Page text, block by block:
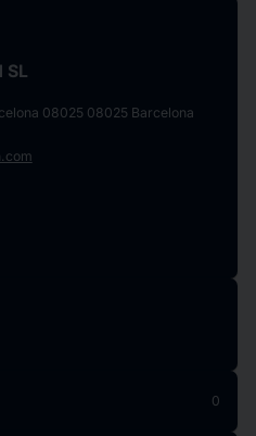
SL
08025 08025 Barcelona
0